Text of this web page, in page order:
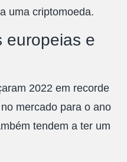
uma criptomoeda.
europeias e
2022 em recorde
mercado para o ano
tendem a ter um